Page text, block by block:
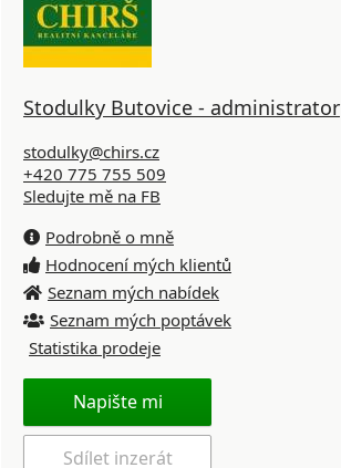
Stodulky Butovice - administrator
stodulky@chirs.cz
+420 775 755 509
Sledujte mě na FB
Podrobně o mně
Hodnocení mých klientů
Seznam mých nabídek
Seznam mých poptávek
Statistika prodeje
Napište mi
Sdílet inzerát